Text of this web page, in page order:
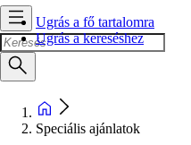
Ugrás a fő tartalomra
Ugrás a kereséshez
Speciális ajánlatok